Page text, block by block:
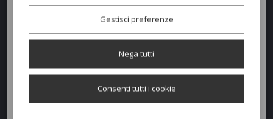
Colori disponibili
Larghezza:57,5cm
Gestisci preferenze
Nega tutti
Consenti tutti i cookie